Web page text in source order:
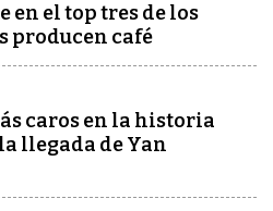
en el top tres de los
producen café
caros en la historia
llegada de Yan